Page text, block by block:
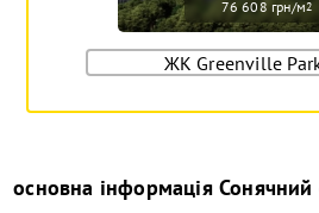
76 608 грн/м2
ЖК Greenville
основна інформаціяСонячний